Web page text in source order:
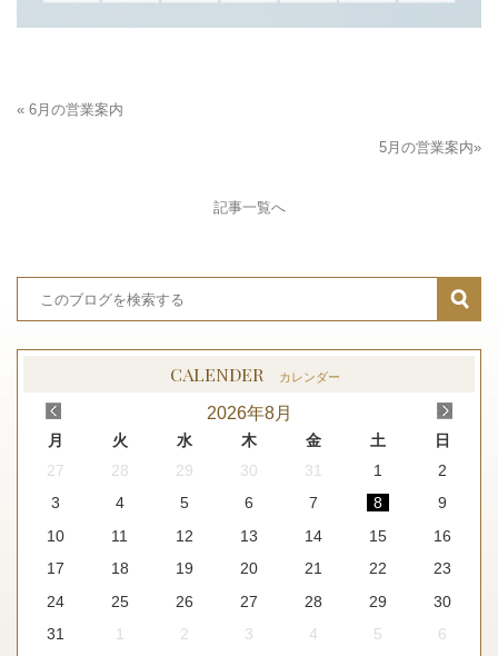
« 6月の営業案内
5月の営業案内»
記事一覧へ
CALENDER カレンダー
2026年8月
< >
月 火 水 木 金 土
日
27
28 29 30 31 1
2
3
4 5 6 7 8
9
10
11 12 13 14 15
16
17
18 19 20 21 22
23
24
25 26 27 28 29
30
31
1 2 3 4 5 6